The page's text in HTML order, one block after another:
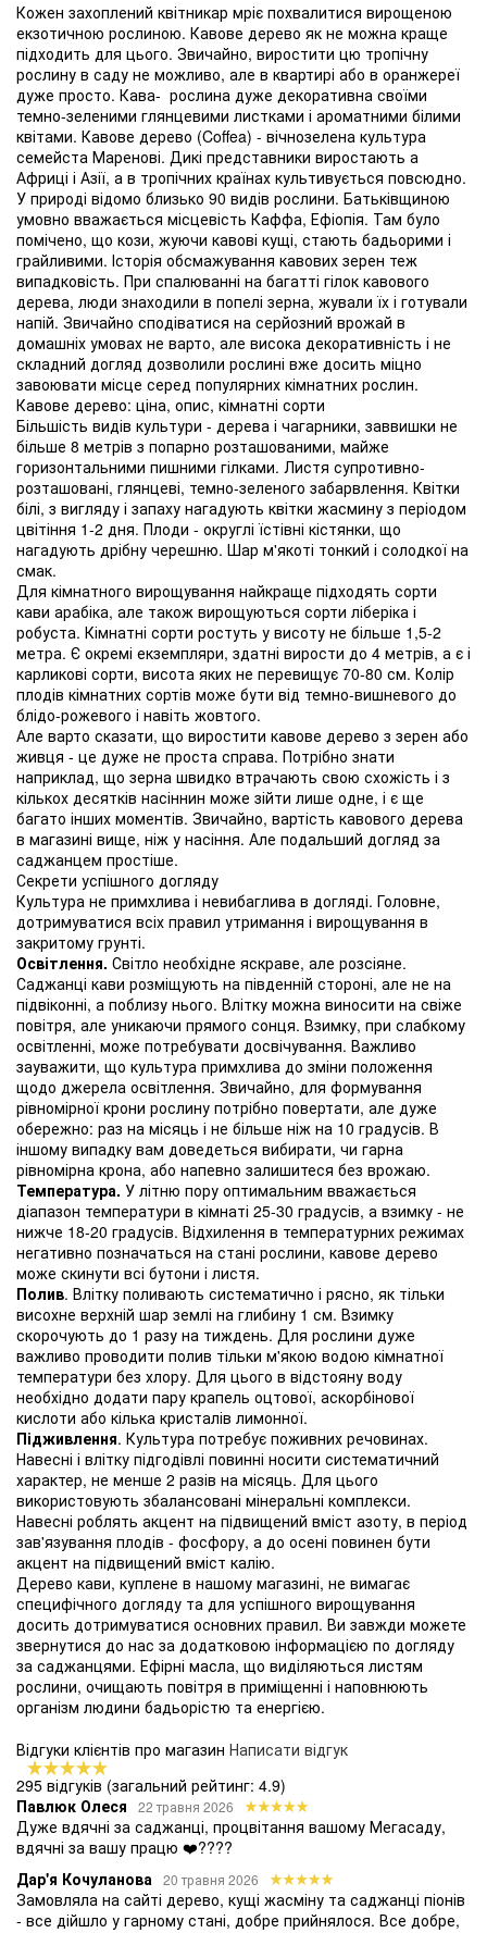
Кожен захоплений квітникар мріє похвалитися вирощеною
екзотичною рослиною. Кавове дерево як не можна краще
підходить для цього. Звичайно, виростити цю тропічну
рослину в саду не можливо, але в квартирі або в оранжереї
дуже просто. Кава- рослина дуже декоративна своїми
темно-зеленими глянцевими листками і ароматними білими
квітами. Кавове дерево (Coffea) - вічнозелена культура
семейста Маренові. Дикі представники виростають а
Африці і Азії, а в тропічних країнах культивується повсюдно.
У природі відомо близько 90 видів рослини. Батьківщиною
умовно вважається місцевість Каффа, Ефіопія. Там було
помічено, що кози, жуючи кавові кущі, стають бадьорими і
грайливими. Історія обсмажування кавових зерен теж
випадковість. При спалюванні на багатті гілок кавового
дерева, люди знаходили в попелі зерна, жували їх і готували
напій. Звичайно сподіватися на серйозний врожай в
домашніх умовах не варто, але висока декоративність і не
складний догляд дозволили рослині вже досить міцно
завоювати місце серед популярних кімнатних рослин.
Кавове дерево: ціна, опис, кімнатні сорти
Більшість видів культури - дерева і чагарники, заввишки не
більше 8 метрів з попарно розташованими, майже
горизонтальними пишними гілками. Листя супротивно-
розташовані, глянцеві, темно-зеленого забарвлення. Квітки
білі, з вигляду і запаху нагадують квітки жасмину з періодом
цвітіння 1-2 дня. Плоди - округлі їстівні кістянки, що
нагадують дрібну черешню. Шар м'якоті тонкий і солодкої на
смак.
Для кімнатного вирощування найкраще підходять сорти
кави арабіка, але також вирощуються сорти ліберіка і
робуста. Кімнатні сорти ростуть у висоту не більше 1,5-2
метра. Є окремі екземпляри, здатні вирости до 4 метрів, а є і
карликові сорти, висота яких не перевищує 70-80 см. Колір
плодів кімнатних сортів може бути від темно-вишневого до
блідо-рожевого і навіть жовтого.
Але варто сказати, що виростити кавове дерево з зерен або
живця - це дуже не проста справа. Потрібно знати
наприклад, що зерна швидко втрачають свою схожість і з
кількох десятків насіннин може зійти лише одне, і є ще
багато інших моментів. Звичайно, вартість кавового дерева
в магазині вище, ніж у насіння. Але подальший догляд за
саджанцем простіше.
Секрети успішного догляду
Культура не примхлива і невибаглива в догляді. Головне,
дотримуватися всіх правил утримання і вирощування в
закритому грунті.
Освітлення. Світло необхідне яскраве, але розсіяне.
Саджанці кави розміщують на південній стороні, але не на
підвіконні, а поблизу нього. Влітку можна виносити на свіже
повітря, але уникаючи прямого сонця. Взимку, при слабкому
освітленні, може потребувати досвічування. Важливо
зауважити, що культура примхлива до зміни положення
щодо джерела освітлення. Звичайно, для формування
рівномірної крони рослину потрібно повертати, але дуже
обережно: раз на місяць і не більше ніж на 10 градусів. В
іншому випадку вам доведеться вибирати, чи гарна
рівномірна крона, або напевно залишитеся без врожаю.
Температура. У літню пору оптимальним вважається
діапазон температури в кімнаті 25-30 градусів, а взимку - не
нижче 18-20 градусів. Відхилення в температурних режимах
негативно позначаться на стані рослини, кавове дерево
може скинути всі бутони і листя.
Полив. Влітку поливають систематично і рясно, як тільки
висохне верхній шар землі на глибину 1 см. Взимку
скорочують до 1 разу на тиждень. Для рослини дуже
важливо проводити полив тільки м'якою водою кімнатної
температури без хлору. Для цього в відстояну воду
необхідно додати пару крапель оцтової, аскорбінової
кислоти або кілька кристалів лимонної.
Підживлення. Культура потребує поживних речовинах.
Навесні і влітку підгодівлі повинні носити систематичний
характер, не менше 2 разів на місяць. Для цього
використовують збалансовані мінеральні комплекси.
Навесні роблять акцент на підвищений вміст азоту, в період
зав'язування плодів - фосфору, а до осені повинен бути
акцент на підвищений вміст калію.
Дерево кави, куплене в нашому магазині, не вимагає
специфічного догляду та для успішного вирощування
досить дотримуватися основних правил. Ви завжди можете
звернутися до нас за додатковою інформацією по догляду
за саджанцями. Ефірні масла, що виділяються листям
рослини, очищають повітря в приміщенні і наповнюють
організм людини бадьорістю та енергією.
Відгуки клієнтів про магазин Написати відгук
295 відгуків (загальний рейтинг: 4.9)
Павлюк Олеся
22 травня 2026
Дуже вдячні за саджанці, процвітання вашому Мегасаду,
вдячні за вашу працю ❤️????
Дар'я Кочуланова 20 травня 2026
Замовляла на сайті дерево, кущі жасміну та саджанці піонів
- все дійшло у гарному стані, добре прийнялося. Все добре,